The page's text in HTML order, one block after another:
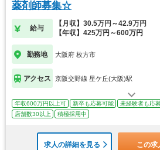
薬剤師募集☆
給与
【月収】30.5万円～42.9万円
【年収】425万円～600万円
勤務地 大阪府 枚方市
アクセス 京阪交野線 星ケ丘(大阪)駅
年収600万円以上可 新卒も応募可能 未経験者も応
店舗数30以上
積極採用中
求人の詳細を見る この求